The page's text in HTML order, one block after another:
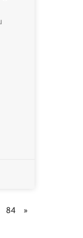
84 »